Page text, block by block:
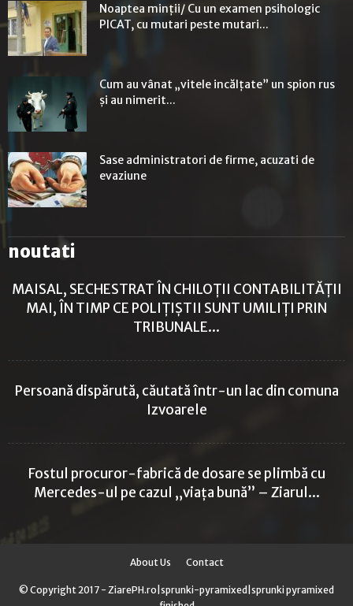
Noaptea minții/ Cu un examen psihologic
PICAT, cu mutari peste mutari...
Cum au vânat „vitele incălțate” un spion rus
și au nimerit...
Sase administratori de firme, acuzati de
evaziune
noutati
MAISAL, SECHESTRAT ÎN CHILOȚII CONTABILITĂȚII
MAI, ÎN TIMP CE POLIȚIȘTII SUNT UMILIȚI PRIN
TRIBUNALE...
Persoană dispărută, căutată într-un lac din comuna
Izvoarele
Fostul procuror-fabrică de dosare se plimbă cu
Mercedes-ul pe cazul „viața bună” – Ziarul...
About Us Contact
© Copyright 2017 - ZiarePH.ro| sprunki-pyramixed sprunki pyramixed